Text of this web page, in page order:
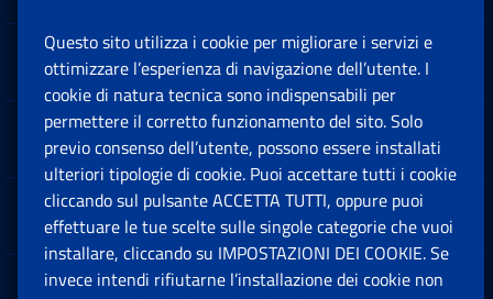
Sedi e Contatti
Software
Note Legali
App mobile
Questo sito utilizza i cookie per migliorare i servizi e
ottimizzare l’esperienza di navigazione dell’utente. I
cookie di natura tecnica sono indispensabili per
permettere il corretto funzionamento del sito. Solo
previo consenso dell’utente, possono essere installati
ulteriori tipologie di cookie. Puoi accettare tutti i cookie
cliccando sul pulsante ACCETTA TUTTI, oppure puoi
effettuare le tue scelte sulle singole categorie che vuoi
installare, cliccando su IMPOSTAZIONI DEI COOKIE. Se
invece intendi rifiutarne l’installazione dei cookie non